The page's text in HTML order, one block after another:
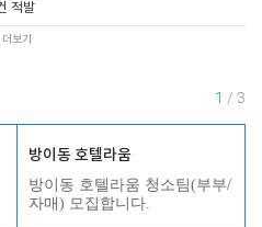
적발
더보기
1 / 3
방이동 호텔라움
방이동 호텔라움 청소팀(부부/
자매) 모집합니다.